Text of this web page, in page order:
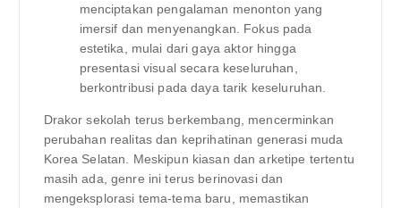
menciptakan pengalaman menonton yang
imersif dan menyenangkan. Fokus pada
estetika, mulai dari gaya aktor hingga
presentasi visual secara keseluruhan,
berkontribusi pada daya tarik keseluruhan.
Drakor sekolah terus berkembang, mencerminkan
perubahan realitas dan keprihatinan generasi muda
Korea Selatan. Meskipun kiasan dan arketipe tertentu
masih ada, genre ini terus berinovasi dan
mengeksplorasi tema-tema baru, memastikan